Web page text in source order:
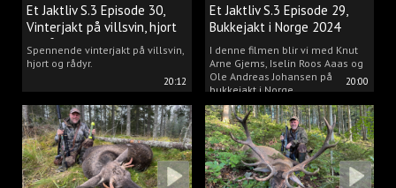
20:12
Et Jaktliv S.3 Episode 30,
Vinterjakt på villsvin, hjort
og rådyr.
Spennende vinterjakt på villsvin,
hjort og rådyr.
20:00
Et Jaktliv S.3 Episode 29,
Bukkejakt i Norge 2024
I denne filmen blir vi med Knut
Arne Gjems, Iselin Roos Aaas og
Ole Andreas Johansen på
bukkejakt i Norge.